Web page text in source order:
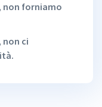
non forniamo
non ci